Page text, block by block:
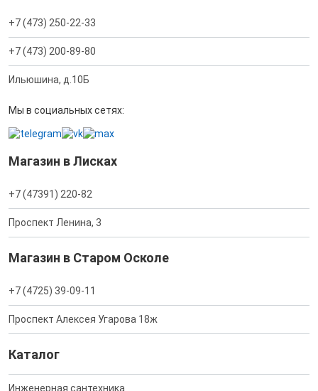
+7 (473) 250-22-33
+7 (473) 200-89-80
Ильюшина, д.10Б
Мы в социальных сетях:
Магазин в Лисках
+7 (47391) 220-82
Проспект Ленина, 3
Магазин в Старом Осколе
+7 (4725) 39-09-11
Проспект Алексея Угарова 18ж
Каталог
Инженерная сантехника